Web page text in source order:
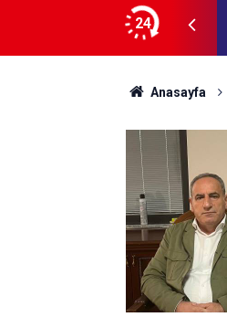
24
için "aile danışmanlığı" süreci
Anasayfa